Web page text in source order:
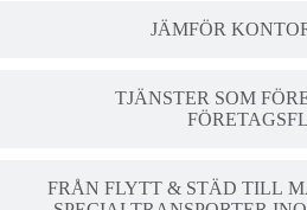
JÄMFÖR
TJÄNSTER SOM
FRÅN FLYTT & STÄD TILL